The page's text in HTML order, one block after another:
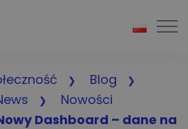
Blog
Nowości
Dashboard – dane na